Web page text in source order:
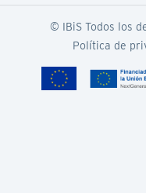
© IBiS Todos los
Política de